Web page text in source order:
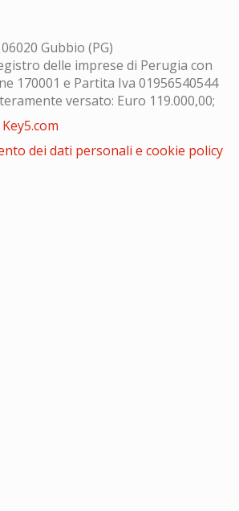
Gubbio (PG)
delle imprese di Perugia con
170001 e Partita Iva 01956540544
versato: Euro 119.000,00;
Key5.com
dei dati personali e cookie policy